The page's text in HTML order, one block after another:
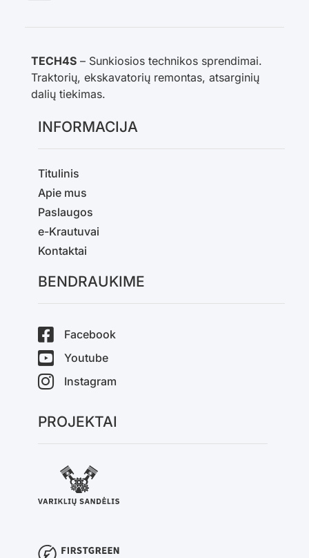
TECH4S – Sunkiosios technikos sprendimai.
Traktorių, ekskavatorių remontas, atsarginių
dalių tiekimas.
INFORMACIJA
Titulinis
Apie mus
Paslaugos
e-Krautuvai
Kontaktai
BENDRAUKIME
Facebook
Youtube
Instagram
PROJEKTAI